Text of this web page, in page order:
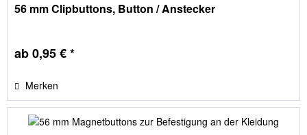
56 mm Clipbuttons, Button / Anstecker
ab 0,95 € *
Merken